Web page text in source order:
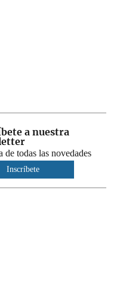
a nuestra
de todas las novedades
Inscríbete